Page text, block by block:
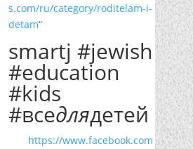
s.com/ru/category/roditelam-i-
detam“
smartj #jewish
#education
#kids
#вседлядетей
https://www.facebook.com